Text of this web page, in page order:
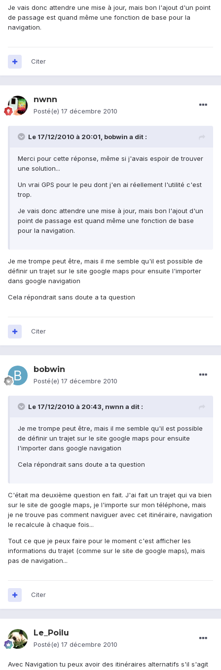
Je vais donc attendre une mise à jour, mais bon l'ajout d'un point
de passage est quand même une fonction de base pour la
navigation.
Citer
nwnn
Posté(e) 17 décembre 2010
Le 17/12/2010 à 20:01, bobwin a dit :
Merci pour cette réponse, même si j'avais espoir de trouver
une solution...
Un vrai GPS pour le peu dont j'en ai réellement l'utilité c'est
trop.
Je vais donc attendre une mise à jour, mais bon l'ajout d'un
point de passage est quand même une fonction de base
pour la navigation.
Je me trompe peut être, mais il me semble qu'il est possible de
définir un trajet sur le site google maps pour ensuite l'importer
dans google navigation
Cela répondrait sans doute a ta question
Citer
bobwin
Posté(e) 17 décembre 2010
Le 17/12/2010 à 20:43, nwnn a dit :
Je me trompe peut être, mais il me semble qu'il est possible
de définir un trajet sur le site google maps pour ensuite
l'importer dans google navigation
Cela répondrait sans doute a ta question
C'était ma deuxième question en fait. J'ai fait un trajet qui va bien
sur le site de google maps, je l'importe sur mon téléphone, mais
je ne trouve pas comment naviguer avec cet itinéraire, navigation
le recalcule à chaque fois...
Tout ce que je peux faire pour le moment c'est afficher les
informations du trajet (comme sur le site de google maps), mais
pas de navigation...
Citer
Le_Poilu
Posté(e) 17 décembre 2010
Avec Navigation tu peux avoir des itinéraires alternatifs s'il s'agit